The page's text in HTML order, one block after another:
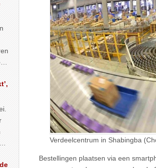
Verdeelcentrum in Shabingba
Bestellingen plaatsen via een